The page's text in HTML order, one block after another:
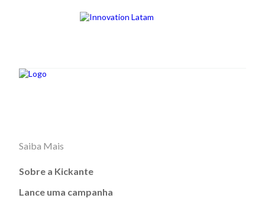
Saiba Mais
Sobre a Kickante
Lance uma campanha